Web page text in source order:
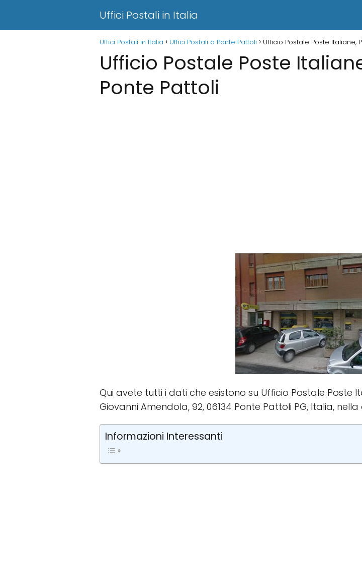
Uffici Postali in Italia
Uffici Postali in Italia Uffici Postali a Ponte Pattoli Ufficio Postale Poste Italiane,
Ufficio Postale Poste
Ponte Pattoli
Qui avete tutti i dati che esistono su Ufficio Postale Poste
Giovanni Amendola, 92, 06134 Ponte Pattoli PG, Italia,
Informazioni Interessanti